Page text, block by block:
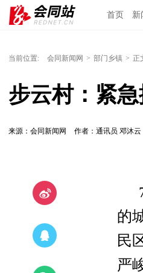
首页 新
当前位置: 会同新闻网 > 部门乡镇 > 正
步云村：紧
来源：会同新闻网 作者：通讯员 邓沐云
的
民
严